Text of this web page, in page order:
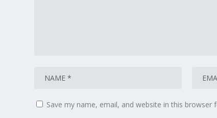
Save my name, email, and website in this